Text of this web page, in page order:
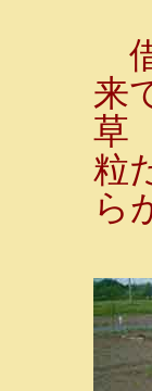
来
草
粒
ら